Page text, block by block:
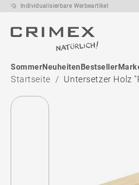
Individualisierbare Werbeartikel
SommerNeuheitenBestseller
Startseite Untersetzer Holz
Arbeitstage
nach
Druckfreigabe